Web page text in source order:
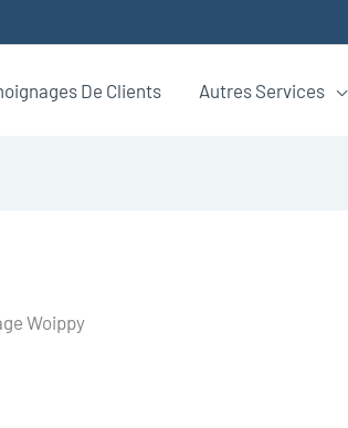
De Clients Autres Services
Woippy